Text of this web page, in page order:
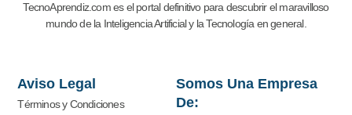
TecnoAprendiz.com es el portal definitivo para descubrir el maravilloso
mundo de la Inteligencia Artificial y laTecnología en general.
Aviso Legal
Términos y Condiciones
Somos Una Empresa
De: